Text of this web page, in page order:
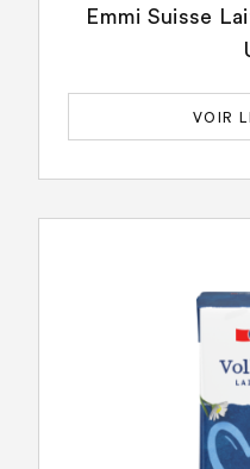
Emmi Suisse
VOIR